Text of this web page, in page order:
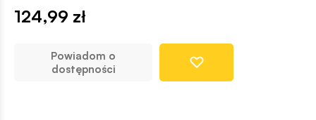
124,99 zł
Powiadom o
dostępności